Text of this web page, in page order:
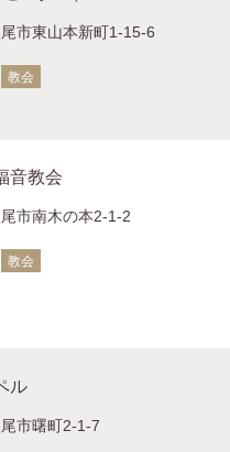
市東山本新町1-15-6
教会
音教会
市南木の本2-1-2
教会
ル
市曙町2-1-7